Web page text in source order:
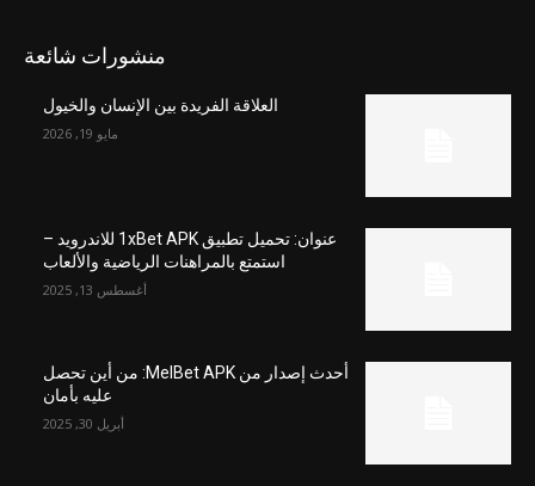
منشورات شائعة
العلاقة الفريدة بين الإنسان والخيول
مايو 19, 2026
عنوان: تحميل تطبيق 1xBet APK للاندرويد –
استمتع بالمراهنات الرياضية والألعاب
أغسطس 13, 2025
أحدث إصدار من MelBet APK: من أين تحصل
عليه بأمان
أبريل 30, 2025